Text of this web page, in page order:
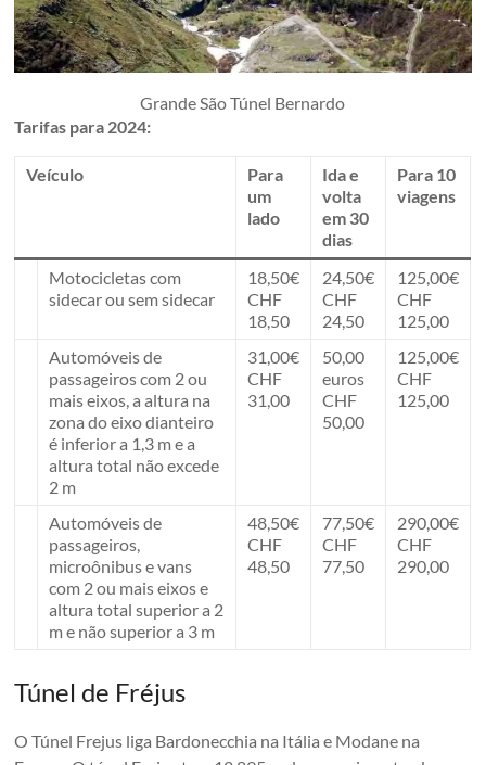
Grande São Túnel Bernardo
Tarifas para 2024:
Veículo
Para
um
lado
Ida e
volta
em 30
dias
Para 10
viagens
Motocicletas com
sidecar ou sem sidecar
18,50€
CHF
18,50
24,50€
CHF
24,50
125,00€
CHF
125,00
Automóveis de
passageiros com 2 ou
mais eixos, a altura na
zona do eixo dianteiro
é inferior a 1,3 m e a
altura total não excede
2 m
31,00€
CHF
31,00
50,00
euros
CHF
50,00
125,00€
CHF
125,00
Automóveis de
passageiros,
microônibus e vans
com 2 ou mais eixos e
altura total superior a 2
m e não superior a 3 m
48,50€
CHF
48,50
77,50€
CHF
77,50
290,00€
CHF
290,00
Túnel de Fréjus
O Túnel Frejus liga Bardonecchia na Itália e Modane na